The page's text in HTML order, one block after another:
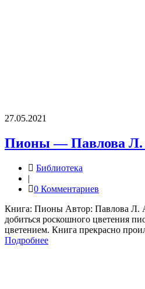
27.05.2021
Пионы — Павлова Л.
Библиотека
|
0 Комментариев
Книга: Пионы Автор: Павлова Л.
добиться роскошного цветения
цветением. Книга прекрасно
Подробнее